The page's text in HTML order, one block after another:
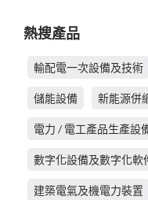
熱搜產品
輸配電一次設備及技術
儲能設備 新能源併
電力 / 電工產品生產設
數字化設備及數字化軟
建築電氣及機電力裝置